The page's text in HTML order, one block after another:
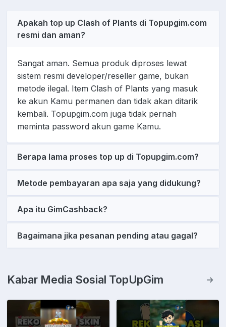
Apakah top up Clash of Plants di Topupgim.com
resmi dan aman?
Sangat aman. Semua produk diproses lewat
sistem resmi developer/reseller game, bukan
metode ilegal. Item Clash of Plants yang masuk
ke akun Kamu permanen dan tidak akan ditarik
kembali. Topupgim.com juga tidak pernah
meminta password akun game Kamu.
Berapa lama proses top up di Topupgim.com?
Metode pembayaran apa saja yang didukung?
Apa itu GimCashback?
Bagaimana jika pesanan pending atau gagal?
Kabar Media Sosial TopUpGim